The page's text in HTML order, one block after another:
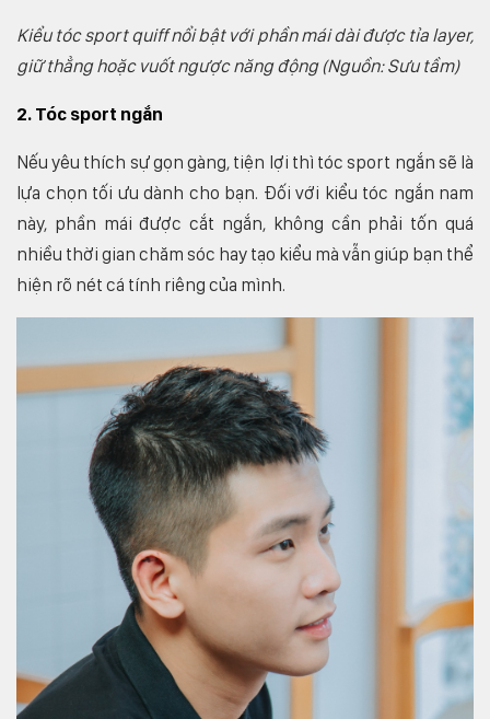
Kiểu tóc sport quiff nổi bật với phần mái dài được tỉa layer,
giữ thẳng hoặc vuốt ngược năng động (Nguồn: Sưu tầm)
2. Tóc sport ngắn
Nếu yêu thích sự gọn gàng, tiện lợi thì tóc sport ngắn sẽ là
lựa chọn tối ưu dành cho bạn. Đối với kiểu tóc ngắn nam
này, phần mái được cắt ngắn, không cần phải tốn quá
nhiều thời gian chăm sóc hay tạo kiểu mà vẫn giúp bạn thể
hiện rõ nét cá tính riêng của mình.